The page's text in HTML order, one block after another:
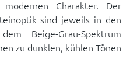
Charakter. Der
sind jeweils in den
Beige-Grau-Spektrum
zu dunklen, kühlen Tönen